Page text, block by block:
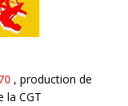
, production de
la CGT